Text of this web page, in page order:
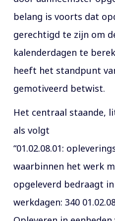
belang is voorts dat
gerechtigd te zijn om
kalenderdagen te
heeft het standpunt
gemotiveerd betwist.
Het centraal staande,
als volgt
“01.02.08.01:
waarbinnen het werk
opgeleverd bedraagt
werkdagen: 340